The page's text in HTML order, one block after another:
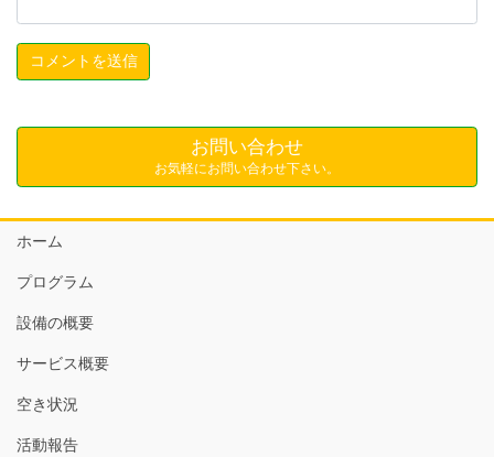
お問い合わせ
お気軽にお問い合わせ下さい。
ホーム
プログラム
設備の概要
サービス概要
空き状況
活動報告